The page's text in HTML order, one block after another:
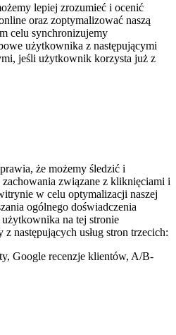
lepiej zrozumieć i ocenić
oraz zoptymalizować naszą
celu synchronizujemy
użytkownika z następującymi
jeśli użytkownik korzysta już z
że możemy śledzić i
związane z kliknięciami i
w celu optymalizacji naszej
ogólnego doświadczenia
na tej stronie
następujących usług stron trzecich:
Google recenzje klientów, A/B-